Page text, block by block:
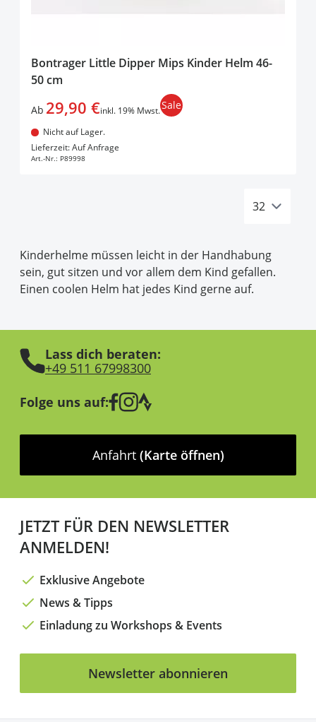
Bontrager Little Dipper Mips Kinder Helm 46-
50 cm
Ab 29,90 €inkl. 19% Mwst.Sale
Nicht auf Lager.
Lieferzeit: Auf Anfrage
Art.-Nr.: P89998
In den Warenkorb
Kinderhelme müssen leicht in der Handhabung
sein, gut sitzen und vor allem dem Kind gefallen.
Einen coolen Helm hat jedes Kind gerne auf.
Lass dich beraten:
+49 511 67998300
Folge uns auf:
Anfahrt (Karte öffnen)
JETZT FÜR DEN NEWSLETTER
ANMELDEN!
Exklusive Angebote
News & Tipps
Einladung zu Workshops & Events
Newsletter abonnieren